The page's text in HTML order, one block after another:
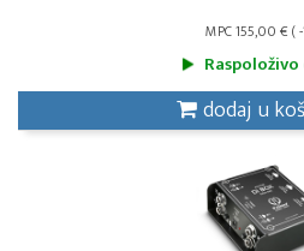
MPC 155,00 € ( -
dodaj u